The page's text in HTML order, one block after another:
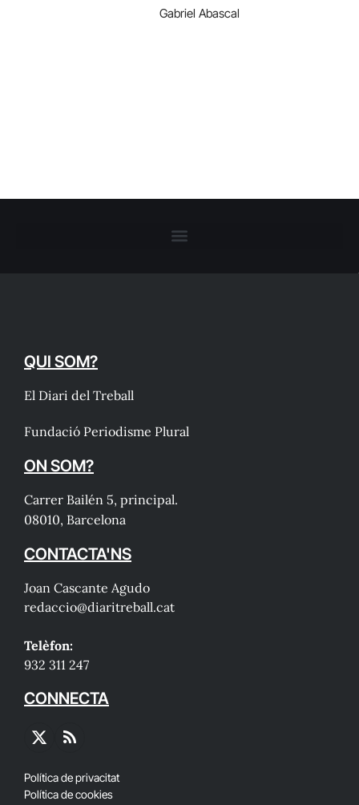
Gabriel Abascal
QUI SOM?
El Diari del Treball
Fundació Periodisme Plural
ON SOM?
Carrer Bailén 5, principal.
08010, Barcelona
CONTACTA'NS
Joan Cascante Agudo
redaccio@diaritreball.cat
Telèfon:
932 311 247
CONNECTA
X
RSS
Política de privacitat
Política de cookies